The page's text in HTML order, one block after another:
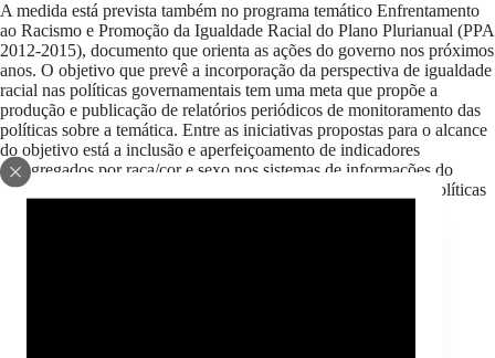
A medida está prevista também no programa temático Enfrentamento
ao Racismo e Promoção da Igualdade Racial do Plano Plurianual (PPA
2012-2015), documento que orienta as ações do governo nos próximos
anos. O objetivo que prevê a incorporação da perspectiva de igualdade
racial nas políticas governamentais tem uma meta que propõe a
produção e publicação de relatórios periódicos de monitoramento das
políticas sobre a temática. Entre as iniciativas propostas para o alcance
do objetivo está a inclusão e aperfeiçoamento de indicadores
desagregados por raça/cor e sexo nos sistemas de informações do
governo, como instrumento de monitoramento e avaliação de políticas